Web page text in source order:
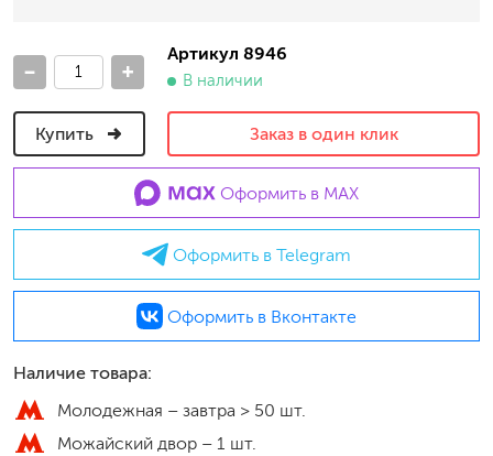
- +
Артикул 8946
В наличии
Купить Заказ в один клик
Оформить в MAX
Оформить в Telegram
Оформить в Вконтакте
Наличие товара:
Молодежная – завтра > 50 шт.
Можайский двор – 1 шт.